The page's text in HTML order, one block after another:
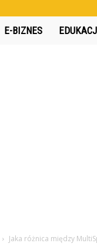
360interactive.pl
E-BIZNES
Jaka różnica między